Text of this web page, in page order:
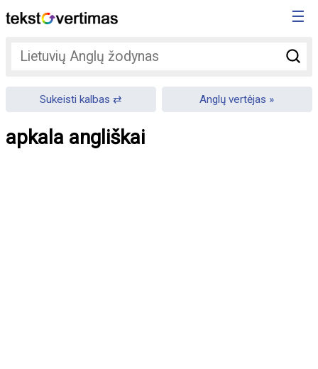
☰
Sukeisti kalbas Anglų vertėjas
apkala angliškai